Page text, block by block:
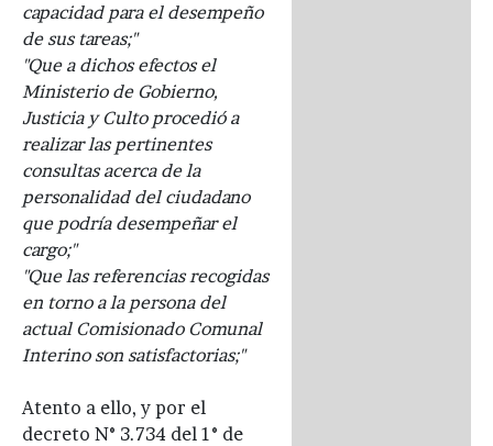
capacidad para el desempeño
de sus tareas;"
"Que a dichos efectos el
Ministerio de Gobierno,
Justicia y Culto procedió a
realizar las pertinentes
consultas acerca de la
personalidad del ciudadano
que podría desempeñar el
cargo;"
"Que las referencias recogidas
en torno a la persona del
actual Comisionado Comunal
Interino son satisfactorias;"
Atento a ello, y por el
decreto N° 3.734 del 1° de